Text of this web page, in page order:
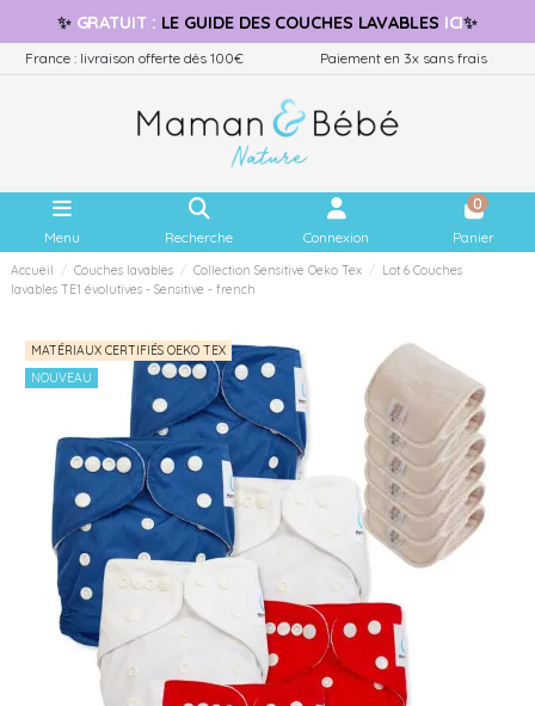
✨ GRATUIT: LE GUIDE DES COUCHES LAVABLES ICI✨
France : livraison offerte dès 100€ Paiement en 3x sans frais
Menu Recherche Connexion
0
Panier
Accueil Couches lavables Collection Sensitive Oeko Tex
Lot 6 Couches
lavables TE1 évolutives - Sensitive - french
MATÉRIAUX CERTIFIÉS OEKO TEX
NOUVEAU